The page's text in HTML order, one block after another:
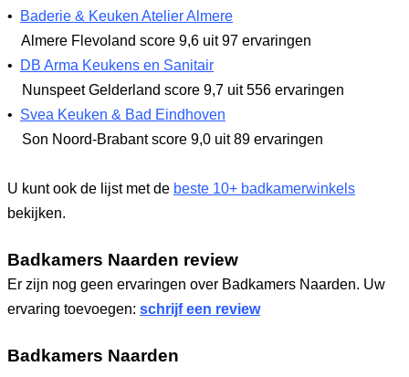
•
Baderie & Keuken Atelier Almere
Almere Flevoland score 9,6 uit 97 ervaringen
•
DB Arma Keukens en Sanitair
Nunspeet Gelderland score 9,7 uit 556 ervaringen
• Svea Keuken & Bad Eindhoven
Son Noord-Brabantscore 9,0 uit 89 ervaringen
U kunt ook de lijst met de beste 10+ badkamerwinkels
bekijken.
Badkamers Naarden review
Er zijn nog geen ervaringen over Badkamers Naarden. Uw
ervaring toevoegen: schrijf een review
Badkamers Naarden